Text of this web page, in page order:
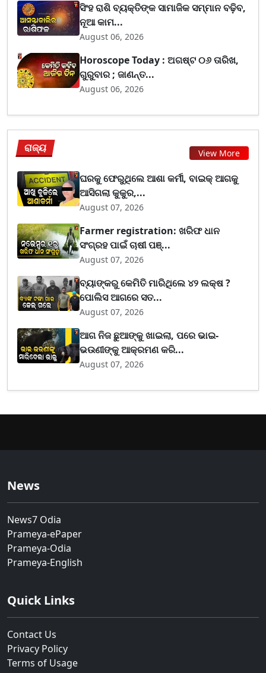
ସିଂହ ରାଶି ବ୍ୟକ୍ତିଙ୍କ ସାମାଜିକ ସମ୍ମାନ ବଢ଼ିବ,
ନୂଆ କାମ...
August 06, 2026
Horoscope Today : ଅଗଷ୍ଟ ୦୬ ତାରିଖ,
ଗୁରୁବାର ; ଜାଣନ୍ତ...
August 06, 2026
ରାଜ୍ୟ View More
ଘରକୁ ଫେରୁଥିଲେ ଆଶା କର୍ମୀ, ବାଇକ୍ ଆଗକୁ
ଆସିଗଲା କୁକୁର,...
August 07, 2026
Farmer registration: ଖରିଫ ଧାନ
ସଂଗ୍ରହ ପାଇଁ ଚାଷୀ ପଞ୍...
August 07, 2026
ବ୍ୟାଙ୍କରୁ କେମିତି ମାରିଥିଲେ ୪୨ ଲକ୍ଷ ?
ପୋଲିସ ଆଗରେ ସତ...
August 07, 2026
ଆଗ ନିଜ ଛୁଆଙ୍କୁ ଖାଇଲା, ପରେ ଭାଇ-
ଭଉଣୀଙ୍କୁ ଆକ୍ରମଣ କରି...
August 07, 2026
News
News7 Odia
Prameya-ePaper
Prameya-Odia
Prameya-English
Quick Links
Contact Us
Privacy Policy
Terms of Usage